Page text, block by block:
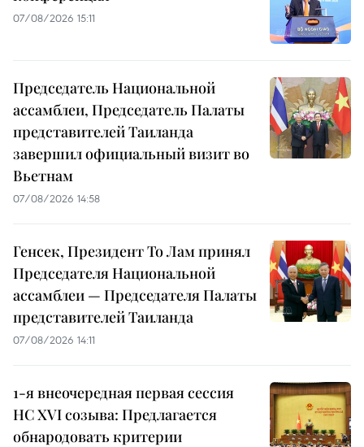
07/08/2026 15:11
Председатель Национальной
ассамблеи, Председатель Палаты
представителей Таиланда
завершил официальный визит во
Вьетнам
07/08/2026 14:58
Генсек, Президент То Лам принял
Председателя Национальной
ассамблеи — Председателя Палаты
представителей Таиланда
07/08/2026 14:11
1-я внеочередная первая сессия
НС XVI созыва: Предлагается
обнародовать критерии